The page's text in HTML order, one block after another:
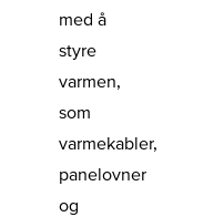
med å
styre
varmen,
som
varmekabler,
panelovner
og